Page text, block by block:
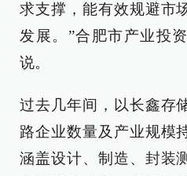
求支撑，能有效规避市
发展。”合肥市产业投
说。
过去几年间，以长鑫存
路企业数量及产业规模
涵盖设计、制造、封装